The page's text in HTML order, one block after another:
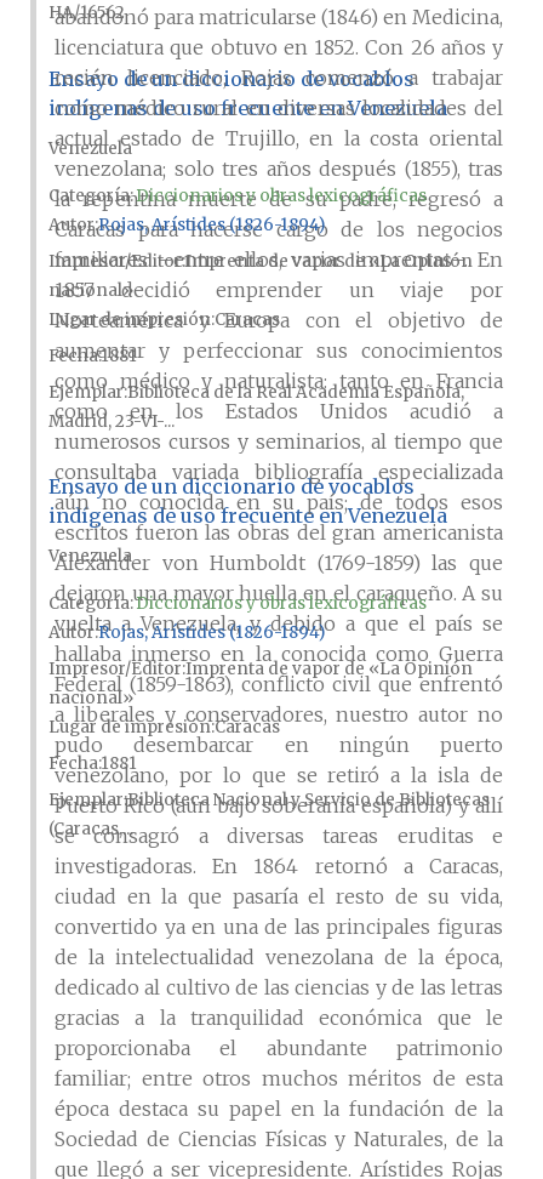
abandonó para matricularse (1846) en Medicina,
licenciatura que obtuvo en 1852. Con 26 años y
recién licenciado, Rojas comenzó a trabajar
como médico rural en diversas localidades del
actual estado de Trujillo, en la costa oriental
venezolana; solo tres años después (1855), tras
la repentina muerte de su padre, regresó a
Caracas para hacerse cargo de los negocios
familiares –entre ellos, varias imprentas–. En
1857 decidió emprender un viaje por
Norteamérica y Europa con el objetivo de
aumentar y perfeccionar sus conocimientos
como médico y naturalista: tanto en Francia
como en los Estados Unidos acudió a
numerosos cursos y seminarios, al tiempo que
consultaba variada bibliografía especializada
aún no conocida en su país; de todos esos
escritos fueron las obras del gran americanista
Alexander von Humboldt (1769-1859) las que
dejaron una mayor huella en el caraqueño. A su
vuelta a Venezuela, y debido a que el país se
hallaba inmerso en la conocida como Guerra
Federal (1859-1863), conflicto civil que enfrentó
a liberales y conservadores, nuestro autor no
pudo desembarcar en ningún puerto
venezolano, por lo que se retiró a la isla de
Puerto Rico (aún bajo soberanía española) y allí
se consagró a diversas tareas eruditas e
investigadoras. En 1864 retornó a Caracas,
ciudad en la que pasaría el resto de su vida,
convertido ya en una de las principales figuras
de la intelectualidad venezolana de la época,
dedicado al cultivo de las ciencias y de las letras
gracias a la tranquilidad económica que le
proporcionaba el abundante patrimonio
familiar; entre otros muchos méritos de esta
época destaca su papel en la fundación de la
Sociedad de Ciencias Físicas y Naturales, de la
que llegó a ser vicepresidente. Arístides Rojas
HA/16562
Ensayo de un diccionario de vocablos
indígenas de uso frecuente en Venezuela
Venezuela
Categoría:Diccionarios y obras lexicográficas
AutorRojas, Arístides (1826-1894)
Impresor/EditorImprenta de vapor de «La Opinión
nacional»
Lugar de impresiónCaracas
Fecha1881
EjemplarBiblioteca de la Real Academia Española,
Madrid, 23-VI-...
Ensayo de un diccionario de vocablos
indígenas de uso frecuente en Venezuela
Venezuela
Categoría:Diccionarios y obras lexicográficas
AutorRojas, Arístides (1826-1894)
Impresor/Editor Imprenta de vapor de «La Opinión
nacional»
Lugar de impresiónCaracas
Fecha1881
Ejemplar Biblioteca Nacional y Servicio de Bibliotecas
(Caracas,...